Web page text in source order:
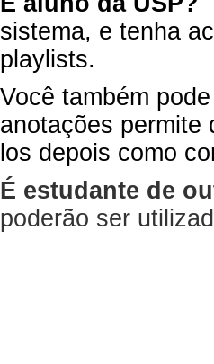
sistema, e tenha
playlists.
Você também
anotações permite
los depois como
É estudante de
poderão ser